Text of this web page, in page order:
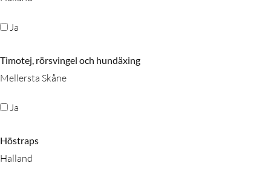
Ja
Timotej, rörsvingel och hundäxing
Mellersta Skåne
Ja
Höstraps
Halland